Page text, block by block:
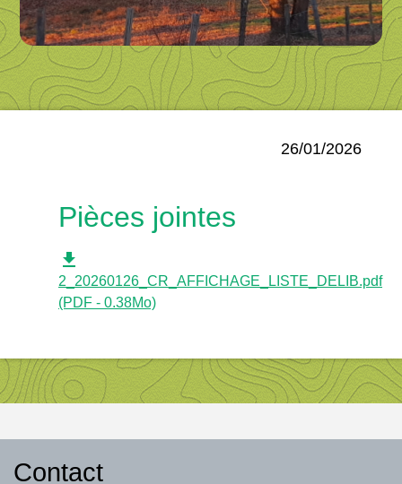
26/01/2026
Pièces jointes
file_download
2_20260126_CR_AFFICHAGE_LISTE_DELIB.pdf
(PDF - 0.38Mo)
Contact